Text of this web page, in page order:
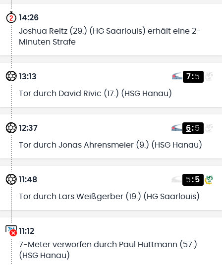
14:26
Joshua Reitz (29.) (HG Saarlouis) erhält eine 2-
Minuten Strafe
13:13 7:5
Tor durch David Rivic (17.) (HSG Hanau)
12:37 6:5
Tor durch Jonas Ahrensmeier (9.) (HSG Hanau)
11:48 5:5
Tor durch Lars Weißgerber (19.) (HG Saarlouis)
11:12
7-Meter verworfen durch Paul Hüttmann (57.)
(HSG Hanau)